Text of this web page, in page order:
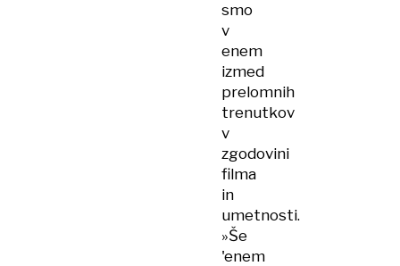
smo
v
enem
izmed
prelomnih
trenutkov
v
zgodovini
filma
in
umetnosti.
»Še
'enem